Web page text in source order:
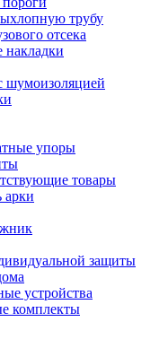
трубу
отсека
накладки
шумоизоляцией
упоры
товары
арки
защиты
устройства
комплекты